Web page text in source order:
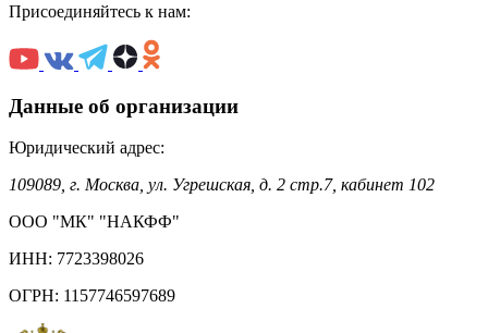
Присоединяйтесь к нам:
Данные об организации
Юридический адрес:
109089, г. Москва, ул. Угрешская, д. 2 стр.7, кабинет 102
ООО "МК" "НАКФФ"
ИНН: 7723398026
ОГРН: 1157746597689